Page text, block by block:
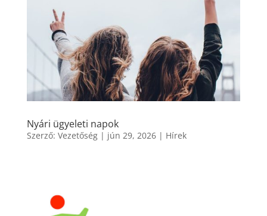
Nyári ügyeleti napok
Szerző: Vezetőség| jún 29, 2026| Hírek